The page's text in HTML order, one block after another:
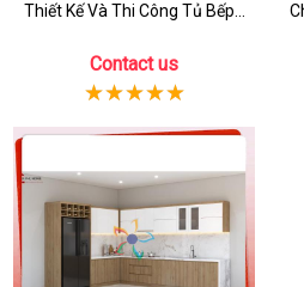
Thiết Kế Và Thi Công Tủ Bếp...
Contact us